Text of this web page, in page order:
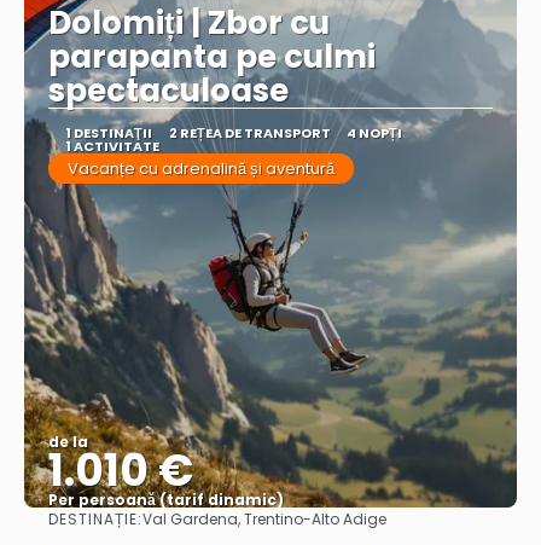
Dolomiți | Zbor cu
parapanta pe culmi
spectaculoase
1 DESTINAŢII 2 REȚEA DE TRANSPORT 4 NOPȚI
1 ACTIVITATE
Vacanțe cu adrenalină și aventură
de la
1.010 €
Per persoană (tarif dinamic)
Vezi mai multe
DESTINAȚIE:Val Gardena, Trentino-Alto Adige